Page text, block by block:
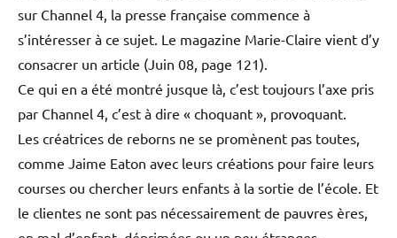
sur Channel 4, la presse française commence à
s’intéresser à ce sujet. Le magazine Marie-Claire vient d’y
consacrer un article (Juin 08, page 121).
Ce qui en a été montré jusque là, c’est toujours l’axe pris
par Channel 4, c’est à dire « choquant », provoquant.
Les créatrices de reborns ne se promènent pas toutes,
comme Jaime Eaton avec leurs créations pour faire leurs
courses ou chercher leurs enfants à la sortie de l’école. Et
le clientes ne sont pas nécessairement de pauvres ères,